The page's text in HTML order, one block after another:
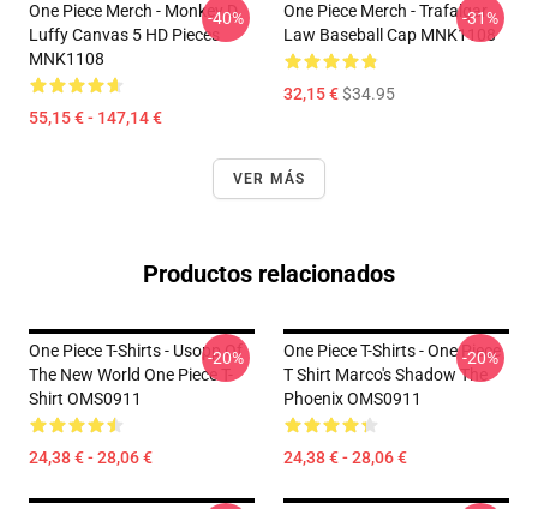
One Piece Merch - Monkey D.
Luffy Canvas 5 HD Pieces
MNK1108
55,15 € - 147,14 €
-40%
One Piece Merch - Trafalgar
Law Baseball Cap MNK1108
32,15 €$34.95
-31%
VER MÁS
Productos relacionados
One Piece T-Shirts - Usopp Of
The New World One Piece T-
Shirt OMS0911
24,38 € - 28,06 €
-20%
One Piece T-Shirts - One Piece
T Shirt Marco's Shadow The
Phoenix OMS0911
24,38 € - 28,06 €
-20%